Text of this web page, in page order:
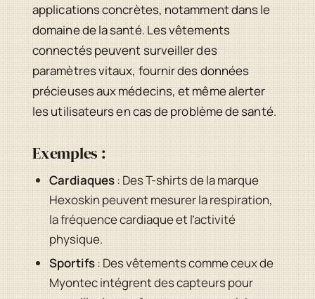
applications concrètes, notamment dans le
domaine de la santé. Les vêtements
connectés peuvent surveiller des
paramètres vitaux, fournir des données
précieuses aux médecins, et même alerter
les utilisateurs en cas de problème de santé.
Exemples :
Cardiaques: Des T-shirts de la marque
Hexoskin peuvent mesurer la respiration,
la fréquence cardiaque et l’activité
physique.
Sportifs: Des vêtements comme ceux de
Myontec intégrent des capteurs pour